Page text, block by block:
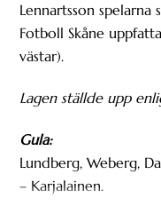
Lennartsson
Fotboll Skåne
västar).
Lagen ställde upp
Gula:
Lundberg, Weberg,
– Karjalainen.